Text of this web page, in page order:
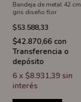
Bandeja de metal 42 cm
gris diseño flor
$53.588,33
$42.870,66 con
Transferencia o
depósito
6 x $8.931,39 sin
interés